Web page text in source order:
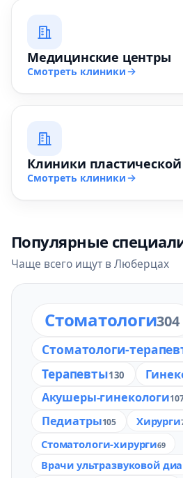
Медицинские центры
Смотреть клиники
Клиники
Смотреть клиники
Популярные
Чаще всего ищут в Люберцах
Стоматологи304
Стоматологи-
Терапевты130
Акушеры-гинекологи
Педиатры105 Хирурги
Стоматологи-хирурги69
Врачи ультразвуковой